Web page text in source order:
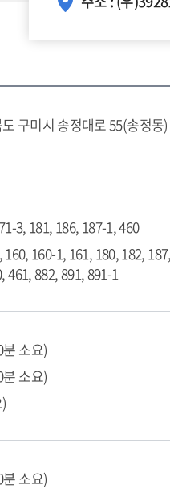
구미시 송정대로 55(송정동)
3, 181, 186, 187-1, 460
160, 160-1, 161, 180, 182,
882, 891, 891-1
소요)
소요)
소요)